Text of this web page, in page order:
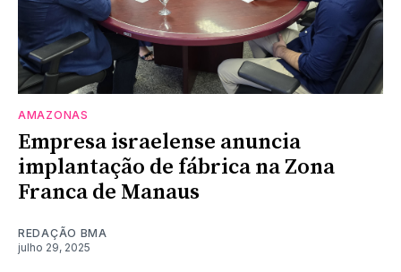
AMAZONAS
Empresa israelense anuncia
implantação de fábrica na Zona
Franca de Manaus
REDAÇÃO BMA
julho 29, 2025